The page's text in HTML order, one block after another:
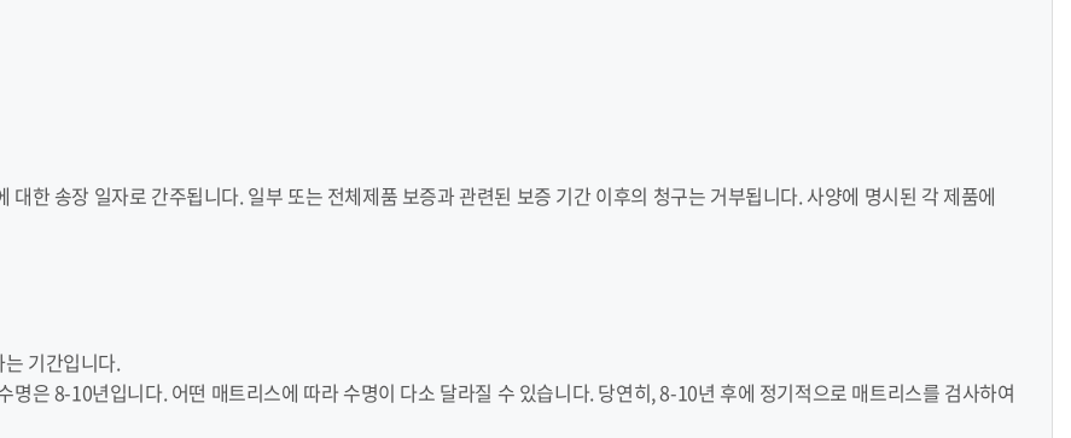
한 송장 일자로 간주됩니다. 일부 또는 전체제품 보증과 관련된 보증 기간 이후의 청구는 거부됩니다. 사양에 명시된 각 제품에
기간입니다.
은 8-10년입니다. 어떤 매트리스에 따라 수명이 다소 달라질 수 있습니다. 당연히, 8-10년 후에 정기적으로 매트리스를 검사하여